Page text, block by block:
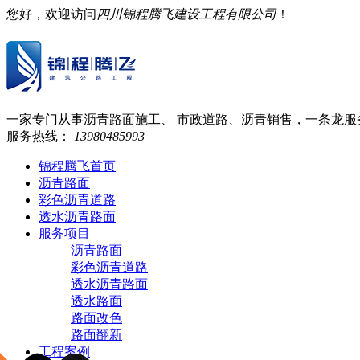
您好，欢迎访问 四川锦程腾飞建设工程有限公司！
一家专门从事沥青路面施工、
市政道路、沥青销售，一条龙服
服务热线：
13980485993
锦程腾飞首页
沥青路面
彩色沥青道路
透水沥青路面
服务项目
沥青路面
彩色沥青道路
透水沥青路面
透水路面
路面改色
路面翻新
工程案例